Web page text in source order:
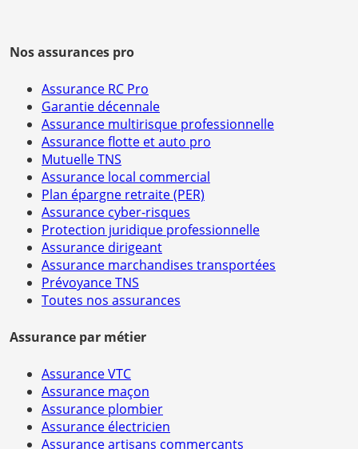
Nos assurances pro
Assurance RC Pro
Garantie décennale
Assurance multirisque professionnelle
Assurance flotte et auto pro
Mutuelle TNS
Assurance local commercial
Plan épargne retraite (PER)
Assurance cyber-risques
Protection juridique professionnelle
Assurance dirigeant
Assurance marchandises transportées
Prévoyance TNS
Toutes nos assurances
Assurance par métier
Assurance VTC
Assurance maçon
Assurance plombier
Assurance électricien
Assurance artisans commerçants